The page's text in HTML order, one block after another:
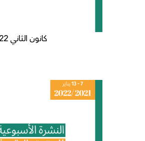
14 - 19 كانون الثاني 2022